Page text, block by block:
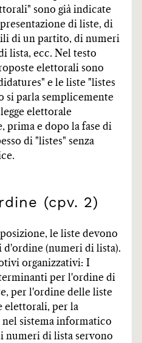
sono già indicate
di liste, di
di un partito, di numeri
lista, ecc. Nel testo
elettorali sono
e le liste "listes
si parla semplicemente
elettorale
prima e dopo la fase di
di "listes" senza
(cpv. 2)
le liste devono
d'ordine (numeri di lista).
organizzativi: I
per l'ordine di
per l'ordine delle liste
elettorali, per la
sistema informatico
numeri di lista servono